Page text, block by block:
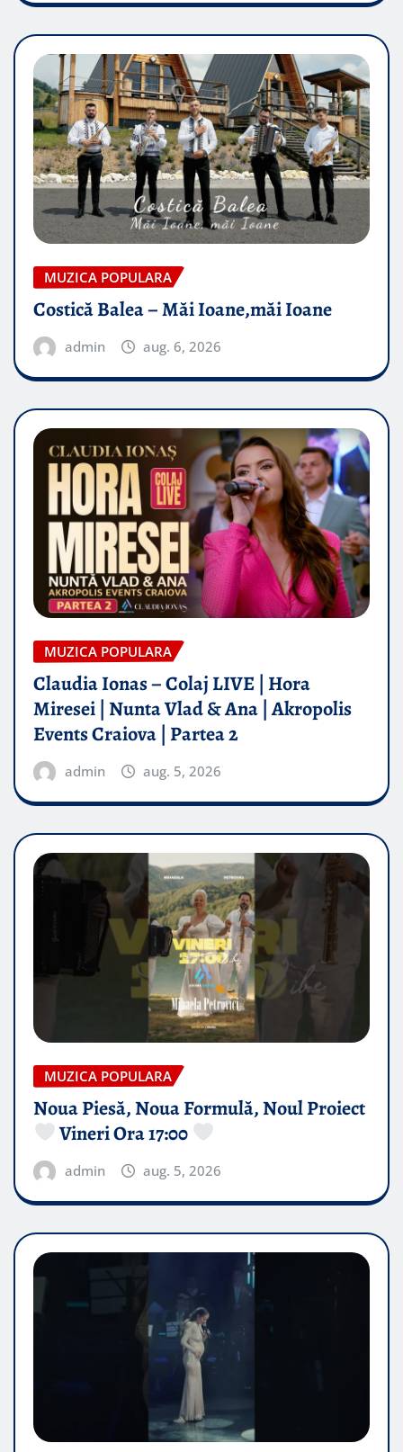
MUZICA POPULARA
Costică Balea – Măi Ioane,măi Ioane
admin aug. 6, 2026
MUZICA POPULARA
Claudia Ionas – Colaj LIVE | Hora
Miresei | Nunta Vlad & Ana | Akropolis
Events Craiova | Partea 2
admin aug. 5, 2026
MUZICA POPULARA
Noua Piesă, Noua Formulă, Noul Proiect
Vineri Ora 17:00
admin aug. 5, 2026